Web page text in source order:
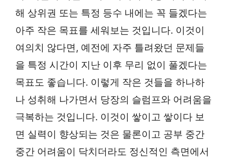
해 상위권 또는 특정 등수 내에는 꼭 들겠다는
아주 작은 목표를 세워보는 것입니다. 이것이
여의치 않다면, 예전에 자주 틀려왔던 문제들
을 특정 시간이 지난 이후 무리 없이 풀겠다는
목표도 좋습니다. 이렇게 작은 것들을 하나하
나 성취해 나가면서 당장의 슬럼프와 어려움을
극복하는 것입니다. 이것이 쌓이고 쌓이다 보
면 실력이 향상되는 것은 물론이고 공부 중간
중간 어려움이 닥치더라도 정신적인 측면에서